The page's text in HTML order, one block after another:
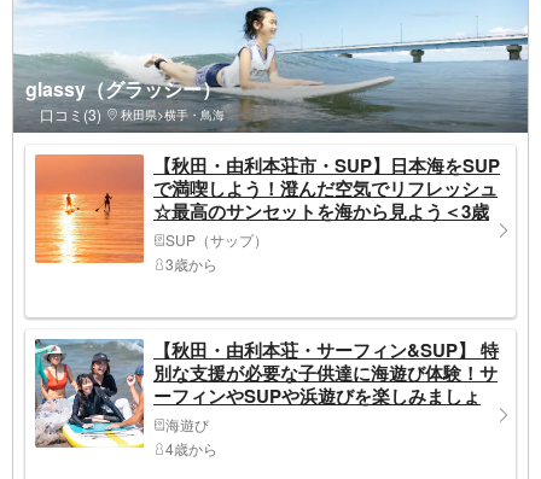
glassy（グラッシー）
口コミ(3) 秋田県>横手・鳥海
【秋田・由利本荘市・SUP】日本海をSUP
で満喫しよう！澄んだ空気でリフレッシュ
☆最高のサンセットを海から見よう＜3歳
から参加OK＞
SUP（サップ）
3歳から
【秋田・由利本荘・サーフィン&SUP】 特
別な支援が必要な子供達に海遊び体験！サ
ーフィンやSUPや浜遊びを楽しみましょ
う！
海遊び
4歳から